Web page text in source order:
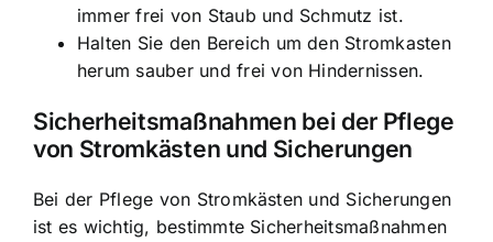
immer frei von Staub und Schmutz ist.
Halten Sie den Bereich um den Stromkasten
herum sauber und frei von Hindernissen.
Sicherheitsmaßnahmen bei der Pflege
von Stromkästen und Sicherungen
Bei der Pflege von Stromkästen und Sicherungen
ist es wichtig, bestimmte Sicherheitsmaßnahmen